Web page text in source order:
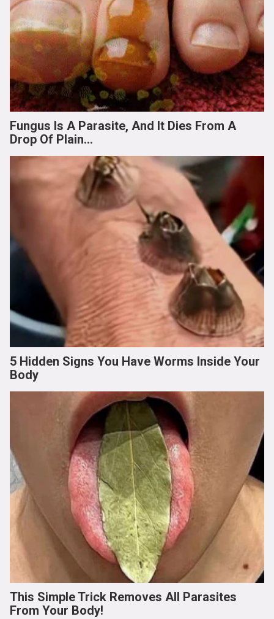
Fungus Is A Parasite, And It Dies From A
Drop Of Plain...
5 Hidden Signs You Have Worms Inside Your
Body
This Simple Trick Removes All Parasites
From Your Body!